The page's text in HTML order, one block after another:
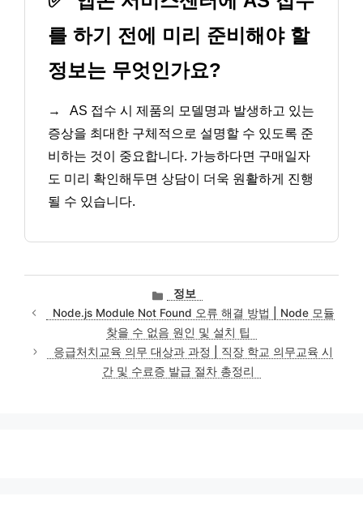
를 하기 전에 미리 준비해야 할
정보는 무엇인가요?
→
AS 접수 시 제품의 모델명과 발생하고 있는
증상을 최대한 구체적으로 설명할 수 있도록 준
비하는 것이 중요합니다. 가능하다면 구매일자
도 미리 확인해두면 상담이 더욱 원활하게 진행
될 수 있습니다.
카
고
리
정보
Node.js Module Not Found 오류 해결 방법 | Node 모듈
찾을 수 없음 원인 및 설치 팁
응급처치교육 의무 대상과 과정 | 직장 학교 의무교육 시
간 및 수료증 발급 절차 총정리